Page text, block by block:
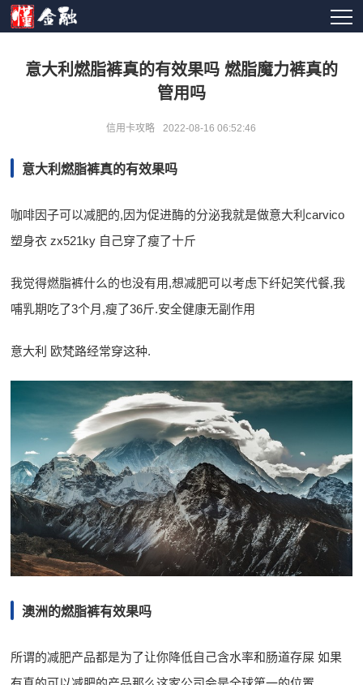
意大利燃脂裤真的有效果吗 燃脂魔力裤真的
管用吗
信用卡攻略 2022-08-16 06:52:46
意大利燃脂裤真的有效果吗
咖啡因子可以减肥的,因为促进酶的分泌我就是做意大利carvico
塑身衣 zx521ky 自己穿了瘦了十斤
我觉得燃脂裤什么的也没有用,想减肥可以考虑下纤妃笑代餐,我
哺乳期吃了3个月,瘦了36斤.安全健康无副作用
意大利 欧梵路经常穿这种.
澳洲的燃脂裤有效果吗
所谓的减肥产品都是为了让你降低自己含水率和肠道存屎 如果